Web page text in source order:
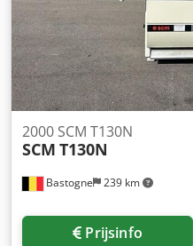
Bastogne 239 km
2000 SCM T130N
SCM T130N
Prijsinfo